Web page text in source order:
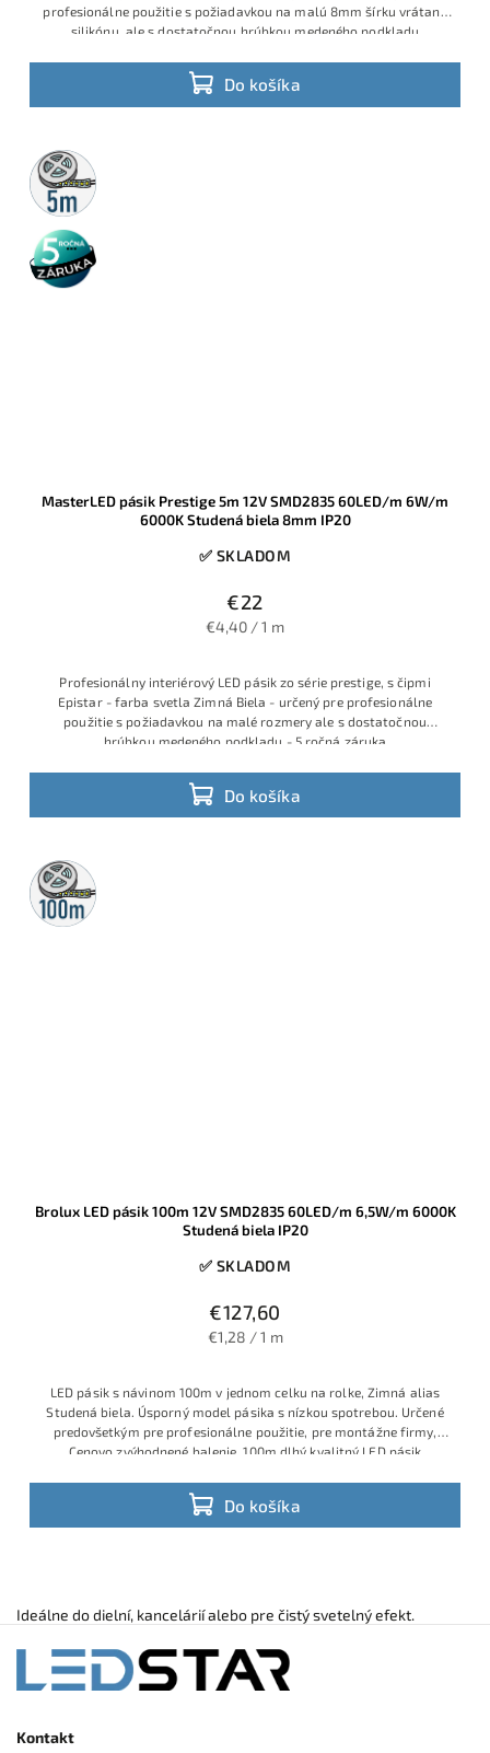
Do košíka
profesionálne použitie s požiadavkou na malú 8mm šírku vrátane
silikónu, ale s dostatočnou hrúbkou medeného podkladu
5m
rolka
5 rokov
záruka
MasterLED pásik Prestige 5m 12V SMD2835 60LED/m 6W/m
6000K Studená biela 8mm IP20
✅ SKLADOM
€22
€4,40 / 1 m
Do košíka
Profesionálny interiérový LED pásik zo série prestige, s čipmi
Epistar - farba svetla Zimná Biela - určený pre profesionálne
použitie s požiadavkou na malé rozmery ale s dostatočnou
hrúbkou medeného podkladu - 5 ročná záruka
100m
rolka
Brolux LED pásik 100m 12V SMD2835 60LED/m 6,5W/m 6000K
Studená biela IP20
✅ SKLADOM
€127,60
€1,28 / 1 m
Do košíka
LED pásik s návinom 100m v jednom celku na rolke, Zimná alias
Studená biela. Úsporný model pásika s nízkou spotrebou. Určené
predovšetkým pre profesionálne použitie, pre montážne firmy,
Cenovo zvýhodnené balenie. 100m dlhý kvalitný LED pásik
Ideálne do dielní, kancelárií alebo pre čistý svetelný efekt.
Kontakt